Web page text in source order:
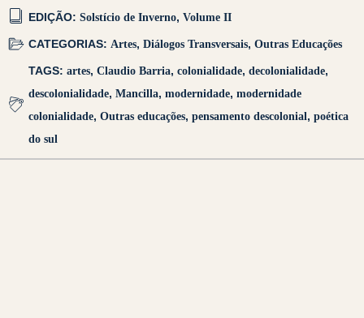
EDIÇÃO: Solstício de Inverno, Volume II
CATEGORIAS: Artes, Diálogos Transversais, Outras Educações
TAGS: artes, Claudio Barria, colonialidade, decolonialidade,
descolonialidade, Mancilla, modernidade, modernidade
colonialidade, Outras educações, pensamento descolonial, poética
do sul